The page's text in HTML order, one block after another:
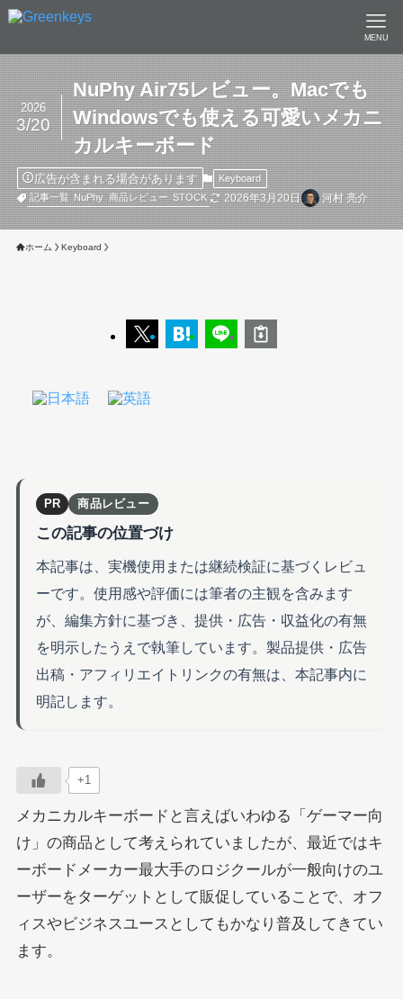
MENU
NuPhy Air75レビュー。Macでも
Windowsでも使える可愛いメカニ
カルキーボード
2026
3/20
広告が含まれる場合があります
Keyboard
記事一覧
NuPhy 商品レビュー STOCK 2026年3月20日 河村 亮介
ホーム Keyboard
PR 商品レビュー
この記事の位置づけ
本記事は、実機使用または継続検証に基づくレビュ
ーです。使用感や評価には筆者の主観を含みます
が、編集方針に基づき、提供・広告・収益化の有無
を明示したうえで執筆しています。製品提供・広告
出稿・アフィリエイトリンクの有無は、本記事内に
明記します。
+1
メカニカルキーボードと言えばいわゆる「ゲーマー向
け」の商品として考えられていましたが、最近ではキ
ーボードメーカー最大手のロジクールが一般向けのユ
ーザーをターゲットとして販促していることで、オフ
ィスやビジネスユースとしてもかなり普及してきてい
ます。